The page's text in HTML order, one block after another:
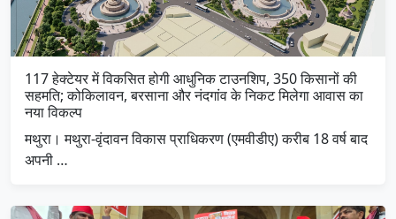
117 हेक्टेयर में विकसित होगी आधुनिक टाउनशिप, 350 किसानों की
सहमति; कोकिलावन, बरसाना और नंदगांव के निकट मिलेगा आवास का
नया विकल्प
मथुरा। मथुरा-वृंदावन विकास प्राधिकरण (एमवीडीए) करीब 18 वर्ष बाद
अपनी …